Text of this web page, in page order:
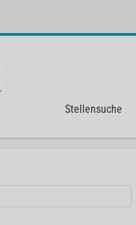
Stellensuche